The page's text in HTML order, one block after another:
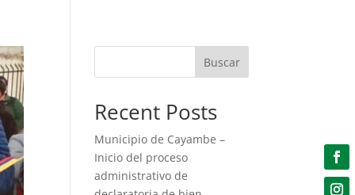
Buscar
Recent Posts
Municipio de Cayambe –
Inicio del proceso
administrativo de